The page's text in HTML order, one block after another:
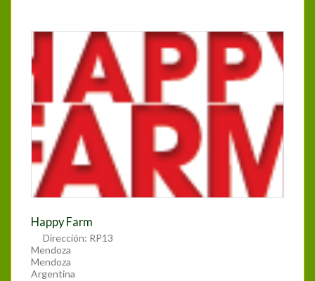
Happy Farm
Dirección: RP13
Mendoza
Mendoza
Argentina